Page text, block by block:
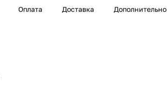
Оплата Доставка Дополнительно